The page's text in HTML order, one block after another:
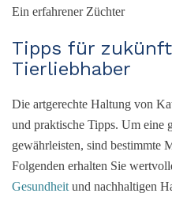
Ein erfahrener Züchter
Tipps für
Tierliebhaber
Die artgerechte Haltung von
und praktische Tipps. Um eine
gewährleisten, sind bestimmte
Folgenden erhalten Sie
Gesundheitund nachhaltigen